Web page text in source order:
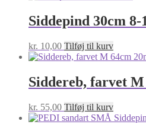
Siddepind 30cm 8-
kr. 10,00 Tilføj til kurv
Siddereb, farvet
kr. 55,00 Tilføj til kurv